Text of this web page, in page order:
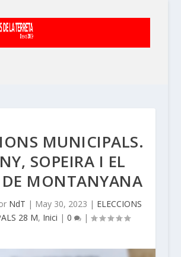
MUNICIPALS.
SOPEIRA I EL
MONTANYANA
NdT | May 30, 2023 | ELECCIONS
28 M, Inici |0 |